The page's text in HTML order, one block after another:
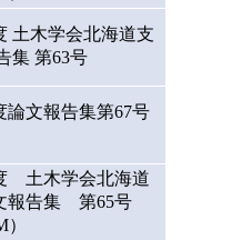
土木学会北海道支
集 第63号
論文報告集第67号
土木学会北海道
告集 第65号